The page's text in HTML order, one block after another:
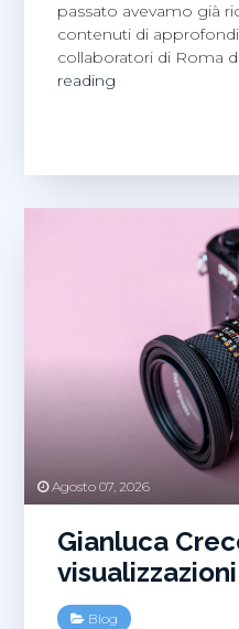
passato avevamo già
contenuti di
collaboratori di Roma
reading
Certificazioni
Agosto 07, 2026
Gianluca
Blog